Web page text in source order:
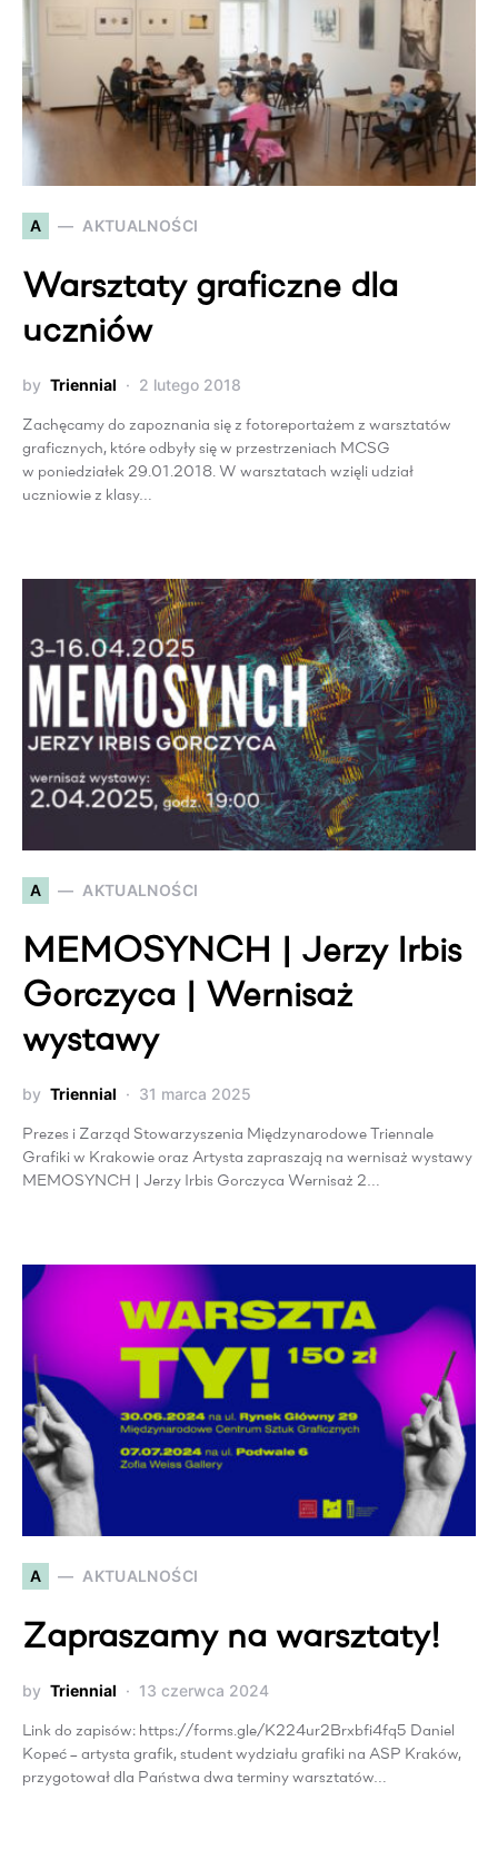
A AKTUALNOŚCI
Warsztaty graficzne dla
uczniów
by Triennial 2 lutego 2018
Zachęcamy do zapoznania się z fotoreportażem z warsztatów
graficznych, które odbyły się w przestrzeniach MCSG
w poniedziałek 29.01.2018. W warsztatach wzięli udział
uczniowie z klasy…
A AKTUALNOŚCI
MEMOSYNCH | Jerzy Irbis
Gorczyca | Wernisaż
wystawy
by Triennial 31 marca 2025
Prezes i Zarząd Stowarzyszenia Międzynarodowe Triennale
Grafiki w Krakowie oraz Artysta zapraszają na wernisaż wystawy
MEMOSYNCH | Jerzy Irbis Gorczyca Wernisaż 2…
A AKTUALNOŚCI
Zapraszamy na warsztaty!
by Triennial 13 czerwca 2024
Link do zapisów: https://forms.gle/K224ur2Brxbfi4fq5 Daniel
Kopeć – artysta grafik, student wydziału grafiki na ASP Kraków,
przygotował dla Państwa dwa terminy warsztatów…